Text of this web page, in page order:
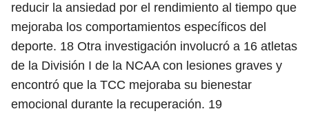
reducir la ansiedad por el rendimiento al tiempo que
mejoraba los comportamientos específicos del
deporte. 18 Otra investigación involucró a 16 atletas
de la División I de la NCAA con lesiones graves y
encontró que la TCC mejoraba su bienestar
emocional durante la recuperación. 19